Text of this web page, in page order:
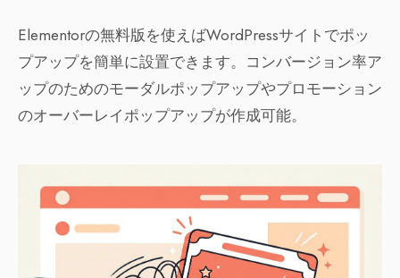
Elementorの無料版を使えばWordPressサイトでポッ
プアップを簡単に設置できます。コンバージョン率ア
ップのためのモーダルポップアップやプロモーション
のオーバーレイポップアップが作成可能。